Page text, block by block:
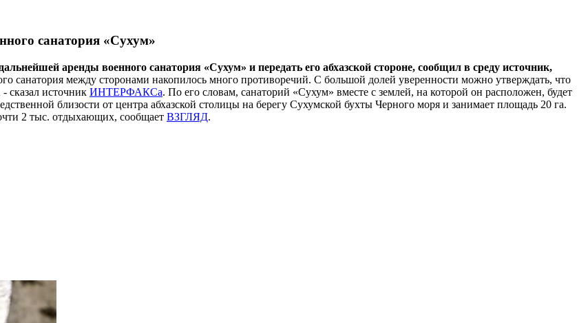
санатория «Сухум»
аренды военного санатория «Сухум» и передать его абхазской стороне, сообщил в среду источник,
санатория между сторонами накопилось много противоречий. С большой долей уверенности можно утверждать, что
сказал источник ИНТЕРФАКСа. По его словам, санаторий «Сухум» вместе с землей, на которой он расположен, будет
близости от центра абхазской столицы на берегу Сухумской бухты Черного моря и занимает площадь 20 га.
2 тыс. отдыхающих, сообщает ВЗГЛЯД.